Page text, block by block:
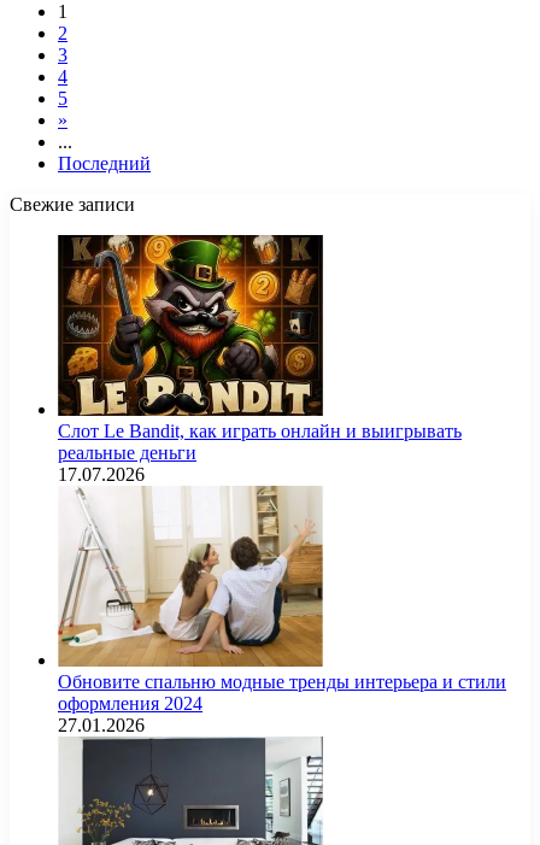
1
2
3
4
5
»
...
Последний
Свежие записи
Слот Le Bandit, как играть онлайн и выигрывать
реальные деньги
17.07.2026
Обновите спальню модные тренды интерьера и стили
оформления 2024
27.01.2026